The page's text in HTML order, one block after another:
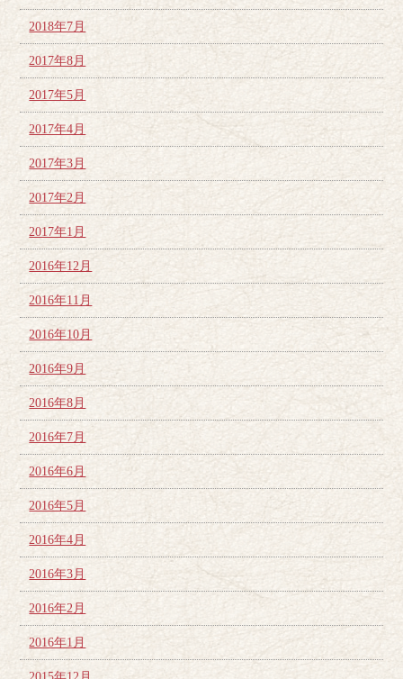
2018年7月
2017年8月
2017年5月
2017年4月
2017年3月
2017年2月
2017年1月
2016年12月
2016年11月
2016年10月
2016年9月
2016年8月
2016年7月
2016年6月
2016年5月
2016年4月
2016年3月
2016年2月
2016年1月